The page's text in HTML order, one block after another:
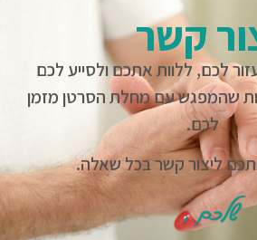
קשר
לכם, ללוות אתכם ולסייע לכם
שהמפגש עם מחלת הסרטן מזמן
לכם.
ליצור קשר בכל שאלה.